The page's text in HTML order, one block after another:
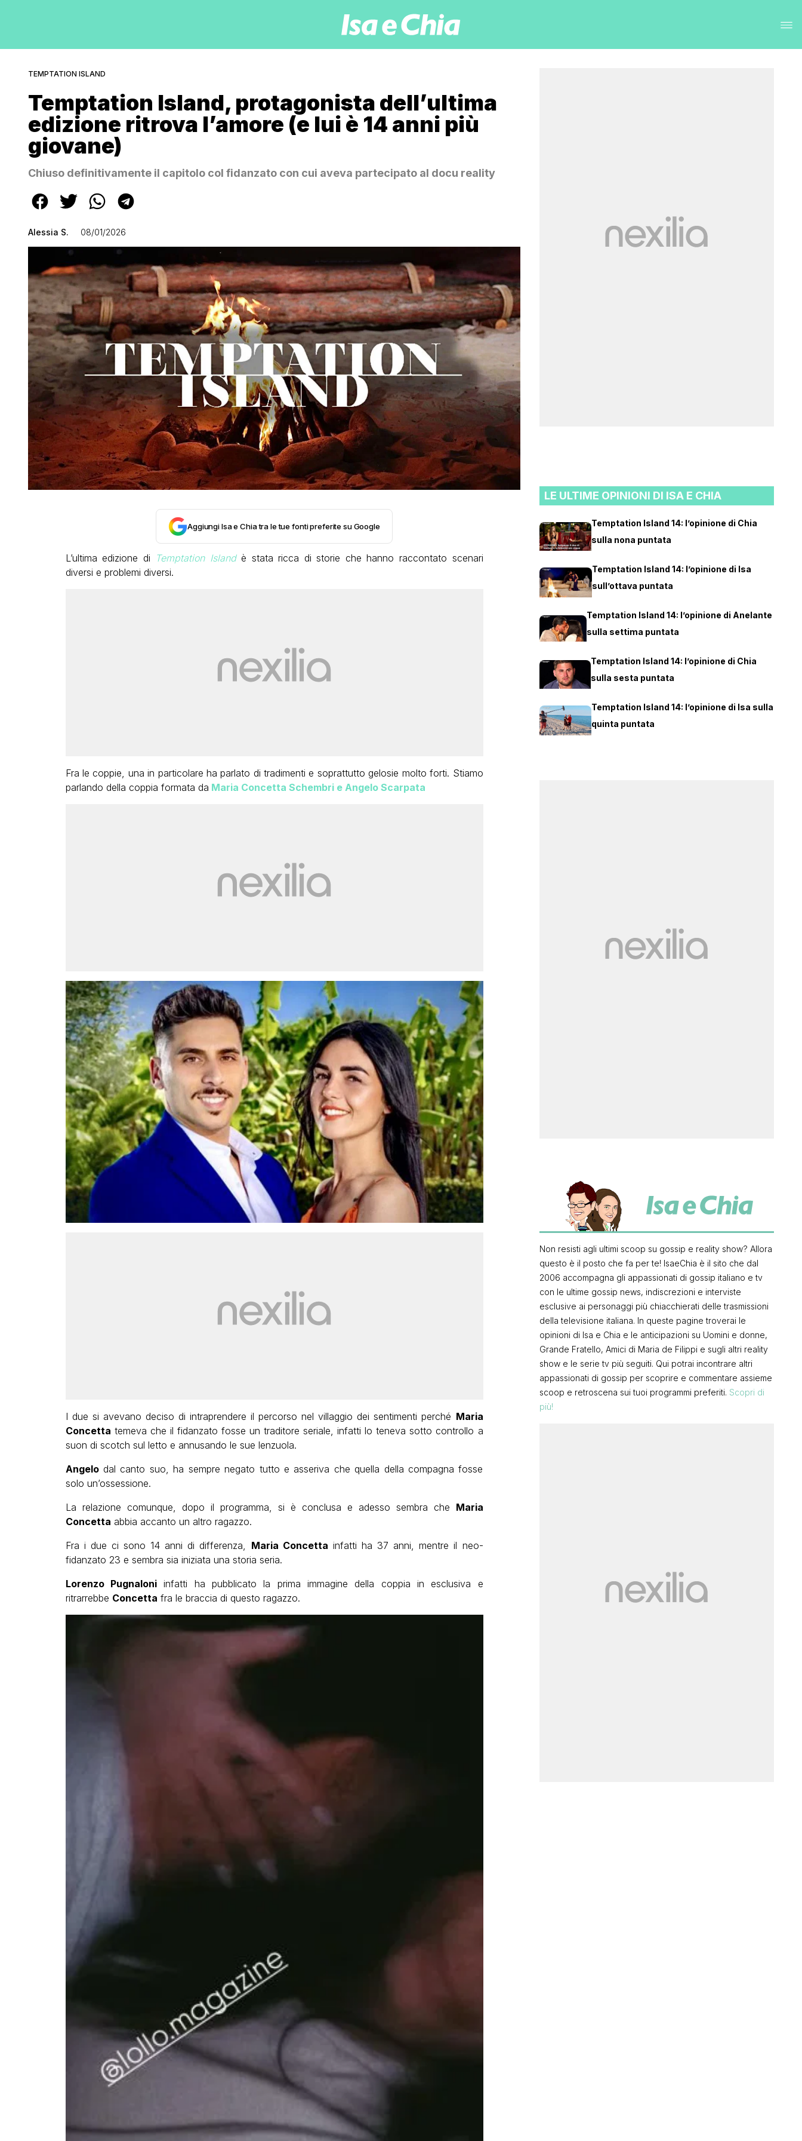
TEMPTATION ISLAND
Temptation Island, protagonista dell’ultima
edizione ritrova l’amore (e lui è 14 anni più
giovane)
Chiuso definitivamente il capitolo col fidanzato con cui aveva partecipato al docu reality
Alessia S. 08/01/2026
Aggiungi Isa e Chia tra le tue fonti preferite su Google
L’ultima edizione di Temptation Island è stata ricca di storie che hanno raccontato scenari
diversi e problemi diversi.
Fra le coppie, una in particolare ha parlato di tradimenti e soprattutto gelosie molto forti. Stiamo
parlando della coppia formata da Maria Concetta Schembri e Angelo Scarpata
I due si avevano deciso di intraprendere il percorso nel villaggio dei sentimenti perché Maria
Concetta temeva che il fidanzato fosse un traditore seriale, infatti lo teneva sotto controllo a
suon di scotch sul letto e annusando le sue lenzuola.
Angelodal canto suo, ha sempre negato tutto e asseriva che quella della compagna fosse
solo un’ossessione.
La relazione comunque, dopo il programma, si è conclusa e adesso sembra che Maria
Concetta abbia accanto un altro ragazzo.
Fra i due ci sono 14 anni di differenza, Maria Concetta infatti ha 37 anni, mentre il neo-
fidanzato 23 e sembra sia iniziata una storia seria.
Lorenzo Pugnaloniinfatti ha pubblicato la prima immagine della coppia in esclusiva e
ritrarrebbe Concetta fra le braccia di questo ragazzo.
LE ULTIME OPINIONI DI ISA E CHIA
Temptation Island 14: l’opinione di Chia
sulla nona puntata
Temptation Island 14: l’opinione di Isa
sull’ottava puntata
Temptation Island 14: l’opinione di Anelante
sulla settima puntata
Temptation Island 14: l’opinione di Chia
sulla sesta puntata
Temptation Island 14: l’opinione di Isa sulla
quinta puntata
Non resisti agli ultimi scoop su gossip e reality show? Allora
questo è il posto che fa per te! IsaeChia è il sito che dal
2006 accompagna gli appassionati di gossip italiano e tv
con le ultime gossip news, indiscrezioni e interviste
esclusive ai personaggi più chiacchierati delle trasmissioni
della televisione italiana. In queste pagine troverai le
opinioni di Isa e Chia e le anticipazioni su Uomini e donne,
Grande Fratello, Amici di Maria de Filippi e sugli altri reality
show e le serie tv più seguiti. Qui potrai incontrare altri
appassionati di gossip per scoprire e commentare assieme
scoop e retroscena sui tuoi programmi preferiti. Scopri di
più!